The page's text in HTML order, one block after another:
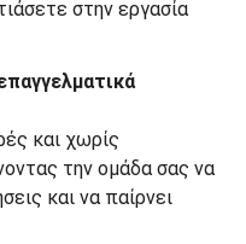
στην εργασία
και χωρίς
την ομάδα σας να
και να παίρνει